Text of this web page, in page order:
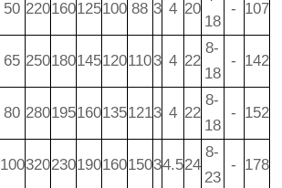
50 220160125100 88 3 4 20
18
- 107
65 2501801451201103 4 22
8-
18
- 142
80 2801951601351213 4 22
8-
18
- 152
10032023019016015034.524
8-
23
- 178